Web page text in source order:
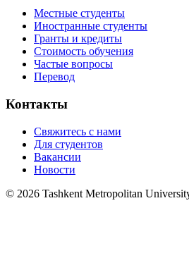
Местные студенты
Иностранные студенты
Гранты и кредиты
Стоимость обучения
Частые вопросы
Перевод
Контакты
Свяжитесь с нами
Для студентов
Вакансии
Новости
© 2026 Tashkent Metropolitan